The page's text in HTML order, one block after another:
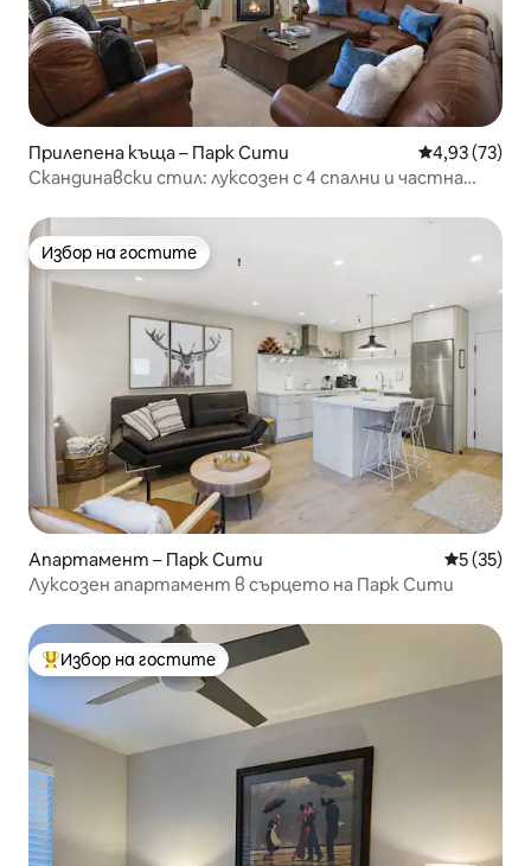
Прилепена къща – Парк Сити Средна
4,93 (73)
Скандинавски стил: луксозен с 4 спални и частна
Избор на гостите
Избор на гостите
Апартамент – Парк Сити Средна
5 (35)
Луксозен апартамент в сърцето на Парк Сити
Най-популярен избор на гостите
Избор на гостите